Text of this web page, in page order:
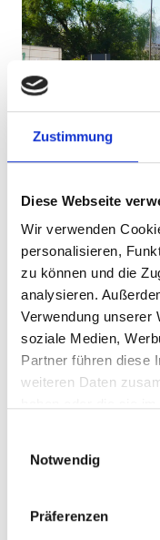
Zustimmung
Diese Webseite
Wir verwenden
personalisieren,
zu können und die
analysieren.
Verwendung unserer
soziale Medien,
Partner führen diese
weiteren Daten
Notwendig
Präferenzen